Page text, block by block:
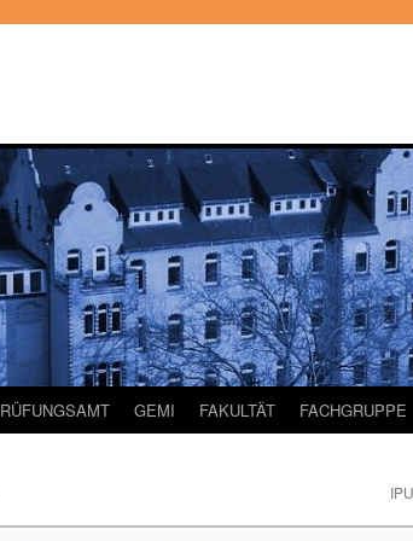
GEMI FAKULTÄT FACHGRUPPE